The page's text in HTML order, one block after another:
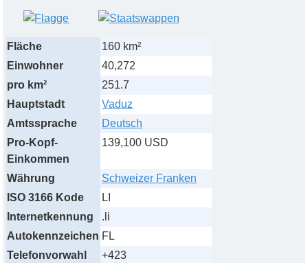
Fläche
160 km²
Einwohner
40,272
pro km²
251.7
Hauptstadt
Vaduz
Amtssprache
Deutsch
Pro-Kopf-
Einkommen
139,100 USD
Währung
Schweizer Franken
ISO 3166 Kode
LI
Internetkennung
.li
Autokennzeichen FL
Telefonvorwahl
+423